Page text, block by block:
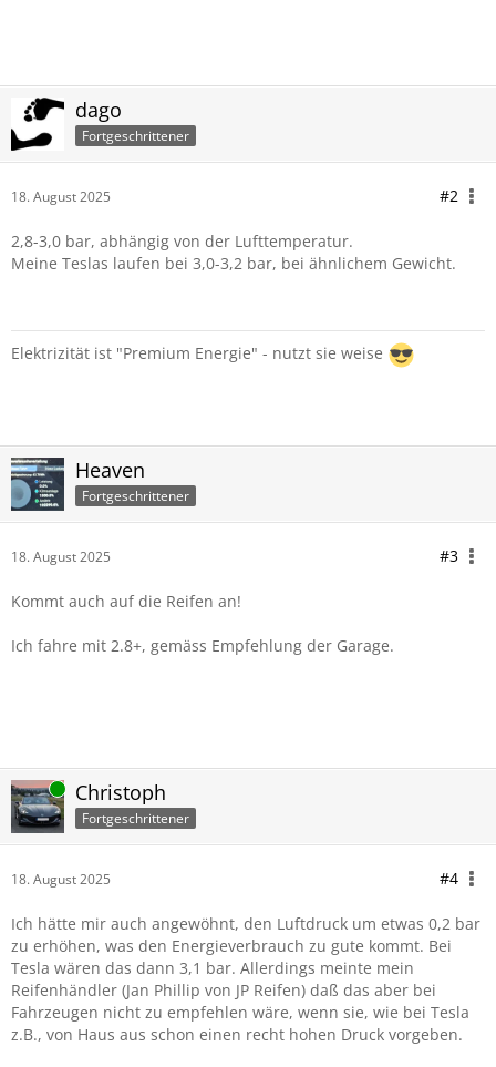
dago
Fortgeschrittener
18. August 2025 #2
2,8-3,0 bar, abhängig von der Lufttemperatur.
Meine Teslas laufen bei 3,0-3,2 bar, bei ähnlichem Gewicht.
Elektrizität ist "Premium Energie" - nutzt sie weise
Heaven
Fortgeschrittener
18. August 2025 #3
Kommt auch auf die Reifen an!
Ich fahre mit 2.8+, gemäss Empfehlung der Garage.
Online Christoph
Fortgeschrittener
18. August 2025 #4
Ich hätte mir auch angewöhnt, den Luftdruck um etwas 0,2 bar
zu erhöhen, was den Energieverbrauch zu gute kommt. Bei
Tesla wären das dann 3,1 bar. Allerdings meinte mein
Reifenhändler (Jan Phillip von JP Reifen) daß das aber bei
Fahrzeugen nicht zu empfehlen wäre, wenn sie, wie bei Tesla
z.B., von Haus aus schon einen recht hohen Druck vorgeben.